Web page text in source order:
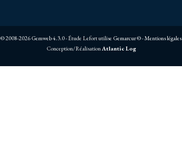
© 2008-2026 Gemweb 4.3.0- Étude Lefort utilise Gemarcur ©-Mentions légales
Conception/RéalisationAtlantic Log